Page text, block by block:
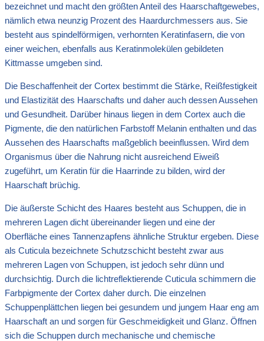
bezeichnet und macht den größten Anteil des Haarschaftgewebes,
nämlich etwa neunzig Prozent des Haardurchmessers aus. Sie
besteht aus spindelförmigen, verhornten Keratinfasern, die von
einer weichen, ebenfalls aus Keratinmolekülen gebildeten
Kittmasse umgeben sind.
Die Beschaffenheit der Cortex bestimmt die Stärke, Reißfestigkeit
und Elastizität des Haarschafts und daher auch dessen Aussehen
und Gesundheit. Darüber hinaus liegen in dem Cortex auch die
Pigmente, die den natürlichen Farbstoff Melanin enthalten und das
Aussehen des Haarschafts maßgeblich beeinflussen. Wird dem
Organismus über die Nahrung nicht ausreichend Eiweiß
zugeführt, um Keratin für die Haarrinde zu bilden, wird der
Haarschaft brüchig.
Die äußerste Schicht des Haares besteht aus Schuppen, die in
mehreren Lagen dicht übereinander liegen und eine der
Oberfläche eines Tannenzapfens ähnliche Struktur ergeben. Diese
als Cuticula bezeichnete Schutzschicht besteht zwar aus
mehreren Lagen von Schuppen, ist jedoch sehr dünn und
durchsichtig. Durch die lichtreflektierende Cuticula schimmern die
Farbpigmente der Cortex daher durch. Die einzelnen
Schuppenplättchen liegen bei gesundem und jungem Haar eng am
Haarschaft an und sorgen für Geschmeidigkeit und Glanz. Öffnen
sich die Schuppen durch mechanische und chemische